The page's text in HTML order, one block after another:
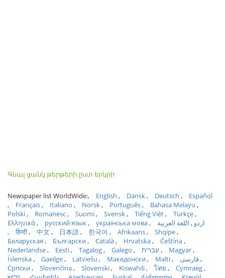
Գնալ ցանկ թերթերի ըստ երկրի
Newspaper list WorldWide: English Dansk Deutsch
Español
Français
Italiano Norsk Português
Bahasa Melayu
Polski
Romanesc Suomi Svensk Tiếng Việt
Türkçe
Ελληνικά
русский язык українська мова اردو
اللغة العربية
हिन्दी
中文 日本語 한국어 Afrikaans
Shqipe
Беларуская
Български Català Hrvatska
Čeština
Nederlandse
Eesti Tagalog Galego עברית
Magyar
Íslenska
Gaeilge Latviešu Македонски Malti
فارسی
Српски
Slovenčina Slovenski Kiswahili ไทย
Cymraeg